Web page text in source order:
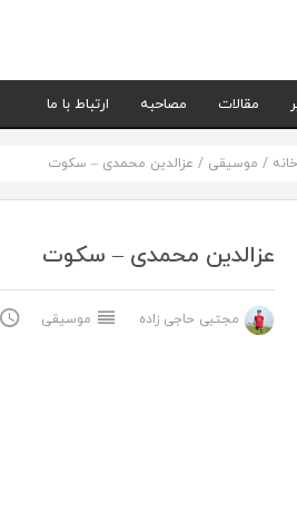
مقالات مصاحبه ارتباط با ما
خانه / موسیقی / عزالدین محمدی – سکوت
عزالدین محمدی – سکوت
مجتبی حاجی زاده موسیقی